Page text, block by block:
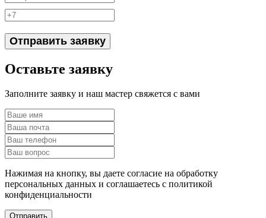
Отправить заявку
Оставьте заявку
Заполните заявку и наш мастер свяжется с вами
Нажимая на кнопку, вы даете согласие на обработку
персональных данных и соглашаетесь c политикой
конфиденциальности
Отправить